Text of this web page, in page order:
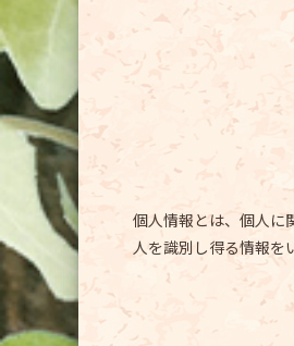
個人情報とは、個人に
人を識別し得る情報を